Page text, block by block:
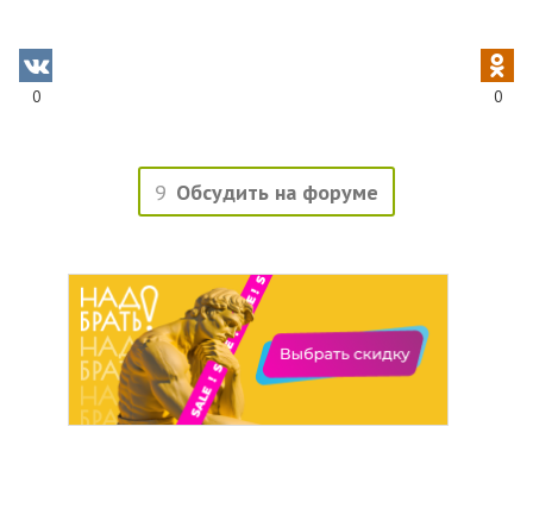
0 0
9 Обсудить на форуме